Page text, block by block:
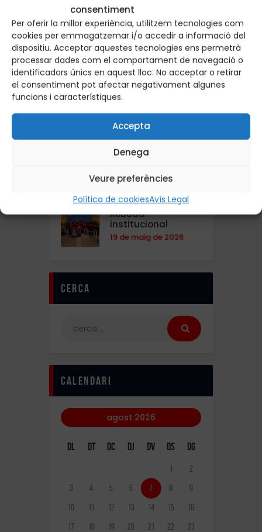
consentiment
Per oferir la millor experiència, utilitzem tecnologies com
cookies per emmagatzemar i/o accedir a informació del
dispositiu. Acceptar aquestes tecnologies ens permetrà
processar dades com el comportament de navegació o
identificadors únics en aquest lloc. No acceptar o retirar
el consentiment pot afectar negativament algunes
funcions i característiques.
Accepta
Denega
Veure preferències
Política de cookiesAvís Legal
29 de juny de 2026
Nit dels Campions
d’Osona 2026
19 de juny de 2026
10 de juny de 2026
Homenatge
campions 94-95
20 de maig de 2026
Rebuda
institucional
19 de maig de 2026
Cerca
calendari
agost 2026
DL DT DC DJ DV DS DG
1 2
3 4 5 6 7 8 9
10 11 12 13 14 15 16
17 18 19 20 21 22 23